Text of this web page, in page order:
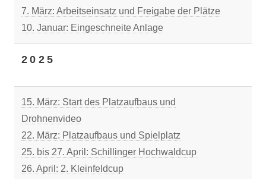
7. März: Arbeitseinsatz und Freigabe der Plätze
10. Januar: Eingeschneite Anlage
2025
15. März: Start des Platzaufbaus und
Drohnenvideo
22. März: Platzaufbaus und Spielplatz
25. bis 27. April: Schillinger Hochwaldcup
26. April: 2. Kleinfeldcup